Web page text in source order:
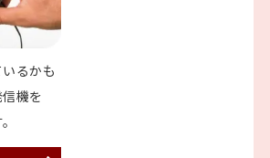
るかも
機を